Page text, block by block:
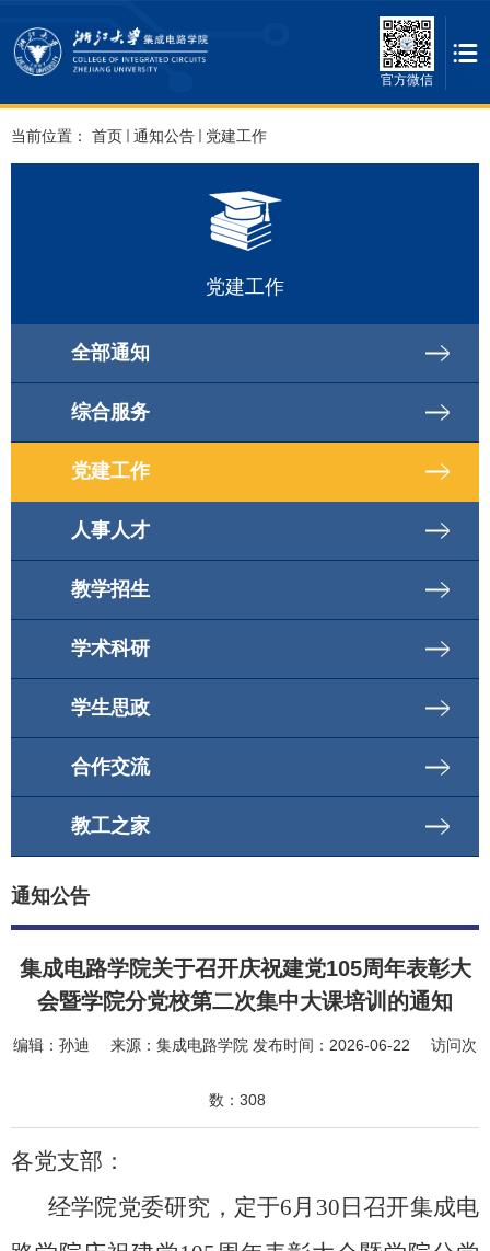
官方微信
当前位置： 首页 通知公告 党建工作
党建工作
全部通知
综合服务
党建工作
人事人才
教学招生
学术科研
学生思政
合作交流
教工之家
通知公告
集成电路学院关于召开庆祝建党105周年表彰大
会暨学院分党校第二次集中大课培训的通知
编辑： 孙迪 来源： 集成电路学院 发布时间： 2026-06-22 访问次
数： 308
各党支部：
经学院党委研究，定于6月 30 日召开集成电